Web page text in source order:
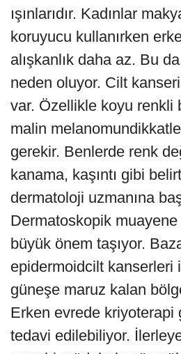
ışınlarıdır. Kadınlar
koruyucu kullanırken
alışkanlık daha az. Bu
neden oluyor. Cilt
var. Özellikle koyu renkli
malin
gerekir. Benlerde renk
kanama, kaşıntı gibi
dermatoloji uzmanına
Dermatoskopik muayene
büyük önem taşıyor.
epidermoidcilt kanserleri
güneşe maruz kalan
Erken evrede kriyoterapi
tedavi edilebiliyor.